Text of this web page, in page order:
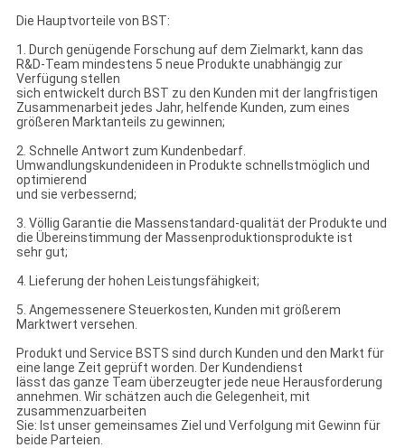
Die Hauptvorteile von BST:
1. Durch genügende Forschung auf dem Zielmarkt, kann das
R&D-Team mindestens 5 neue Produkte unabhängig zur
Verfügung stellen
sich entwickelt durch BST zu den Kunden mit der langfristigen
Zusammenarbeit jedes Jahr, helfende Kunden, zum eines
größeren Marktanteils zu gewinnen;
2. Schnelle Antwort zum Kundenbedarf.
Umwandlungskundenideen in Produkte schnellstmöglich und
optimierend
und sie verbessernd;
3. Völlig Garantie die Massenstandard-qualität der Produkte und
die Übereinstimmung der Massenproduktionsprodukte ist
sehr gut;
4. Lieferung der hohen Leistungsfähigkeit;
5. Angemessenere Steuerkosten, Kunden mit größerem
Marktwert versehen.
Produkt und Service BSTS sind durch Kunden und den Markt für
eine lange Zeit geprüft worden. Der Kundendienst
lässt das ganze Team überzeugter jede neue Herausforderung
annehmen. Wir schätzen auch die Gelegenheit, mit
zusammenzuarbeiten
Sie: Ist unser gemeinsames Ziel und Verfolgung mit Gewinn für
beide Parteien.